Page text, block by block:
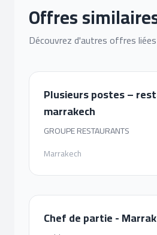
Offres
Découvrez d'autres offres
Plusieurs postes –
marrakech
GROUPE RESTAURANTS
Marrakech
Chef de partie -